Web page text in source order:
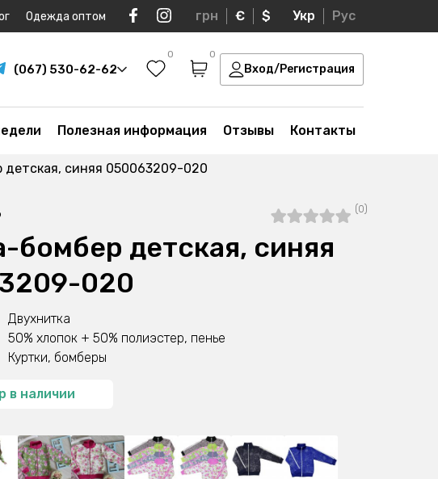
Одежда оптом грн € $ Укр Рус
(067) 530-62-62
0 0
Вход/Регистрация
Полезная информация Отзывы Контакты
детская, синяя 050063209-020
(0)
бомбер детская, синяя
020
Двухнитка
50% хлопок + 50% полиэстер, пенье
Куртки, бомберы
в наличии